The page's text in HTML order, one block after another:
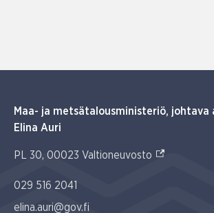
Maa- ja metsätalousministeriö, johtava
Elina Auri
PL 30, 00023 Valtioneuvosto (Ulkoinen
029 516 2041
elina.auri@gov.fi